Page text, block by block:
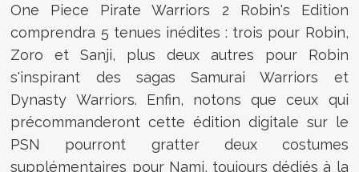
One Piece Pirate Warriors 2 Robin's Edition
comprendra 5 tenues inédites : trois pour Robin,
Zoro et Sanji, plus deux autres pour Robin
s'inspirant des sagas Samurai Warriors et
Dynasty Warriors. Enfin, notons que ceux qui
précommanderont cette édition digitale sur le
PSN pourront gratter deux costumes
supplémentaires pour Nami, toujours dédiés à la